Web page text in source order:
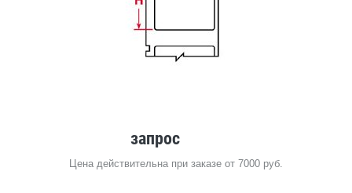
запрос
Цена действительна при заказе от 7000 руб.